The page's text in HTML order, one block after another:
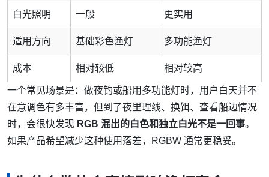
白光照明 一般 更实用
适用方向 基础彩色渔灯 多功能渔灯
成本 相对较低 相对较高
一个常见场景是：做夜钓或船用多功能灯时，用户白天并不
在意调色有多丰富，但到了夜里理线、换饵、查看船边情况
时，会很快发现 RGB 混出的白色和独立白光不是一回事。
如果产品希望减少这种使用落差，RGBW 通常更稳妥。